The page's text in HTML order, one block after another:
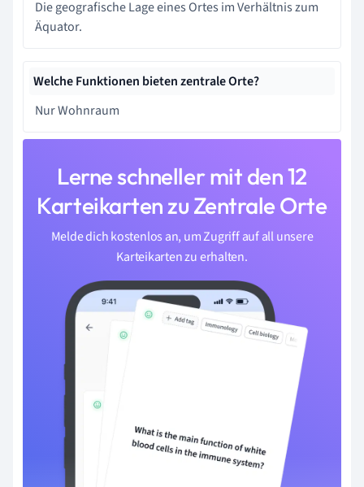
Die geografische Lage eines Ortes im Verhältnis zum
Äquator.
Welche Funktionen bieten zentrale Orte?
Nur Wohnraum
Lerne schneller mit den 12
Karteikarten zu Zentrale Orte
Melde dich kostenlos an, um Zugriff auf all unsere
Karteikarten zu erhalten.